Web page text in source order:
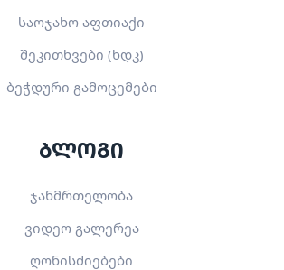
საოჯახო აფთიაქი
შეკითხვები (ხდკ)
ბეჭდური გამოცემები
ბლოგი
ჯანმრთელობა
ვიდეო გალერეა
ღონისძიებები